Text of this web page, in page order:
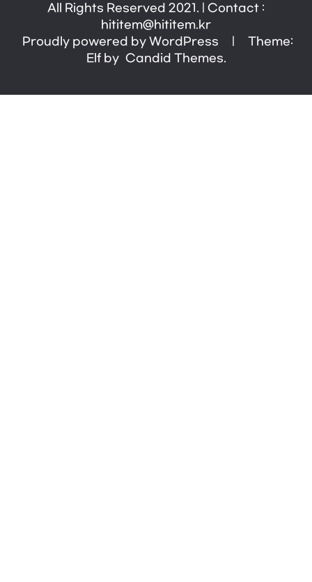
All Rights Reserved 2021. | Contact :
hititem@hititem.kr
Proudly powered by WordPress
Theme:
Elf by Candid Themes.